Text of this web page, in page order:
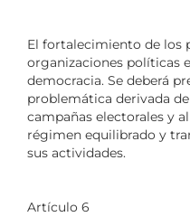
El fortalecimiento de los
organizaciones políticas
democracia. Se deberá
problemática derivada
campañas electorales y
régimen equilibrado y
sus actividades.
Artículo 6